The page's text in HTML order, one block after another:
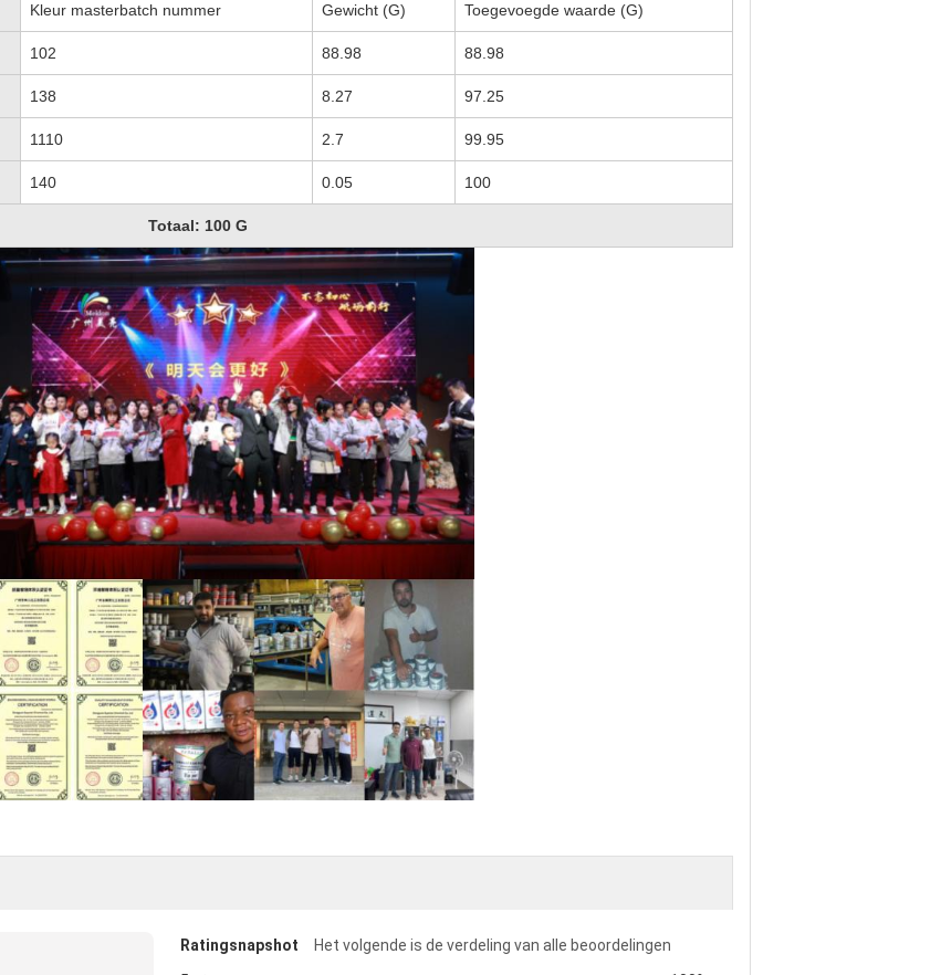
Kleur masterbatch nummer Gewicht (G) Toegevoegde waarde (G)
102 88.98 88.98
138 8.27 97.25
1110 2.7 99.95
140 0.05 100
Totaal: 100 G
Ratingsnapshot
Het volgende is de verdeling van alle beoordelingen